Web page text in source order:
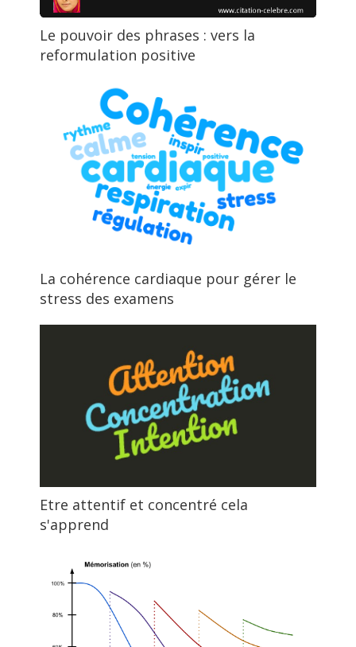
Le pouvoir des phrases : vers la
reformulation positive
La cohérence cardiaque pour gérer le
stress des examens
Etre attentif et concentré cela
s'apprend